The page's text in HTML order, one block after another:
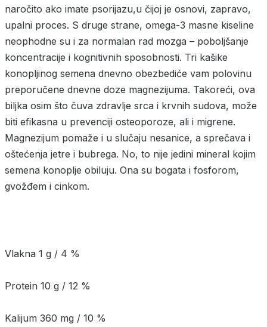
naročito ako imate psorijazu,u čijoj je osnovi, zapravo,
upalni proces. S druge strane, omega-3 masne kiseline
neophodne su i za normalan rad mozga – poboljšanje
koncentracije i kognitivnih sposobnosti. Tri kašike
konopljinog semena dnevno obezbediće vam polovinu
preporučene dnevne doze magnezijuma. Takoreći, ova
biljka osim što čuva zdravlje srca i krvnih sudova, može
biti efikasna u prevenciji osteoporoze, ali i migrene.
Magnezijum pomaže i u slučaju nesanice, a sprečava i
oštećenja jetre i bubrega. No, to nije jedini mineral kojim
semena konoplje obiluju. Ona su bogata i fosforom,
gvožđem i cinkom.
Vlakna 1 g / 4 %
Protein 10 g / 12 %
Kalijum 360 mg / 10 %